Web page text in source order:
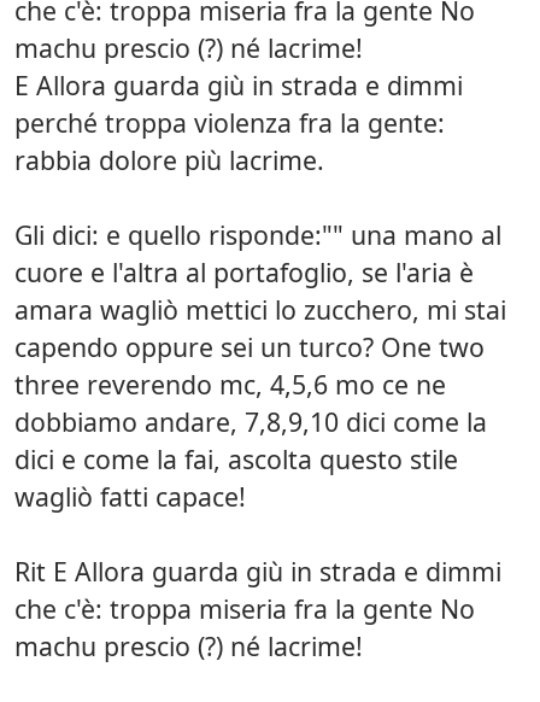
che c'è: troppa miseria fra la gente No
machu prescio (?) né lacrime!
E Allora guarda giù in strada e dimmi
perché troppa violenza fra la gente:
rabbia dolore più lacrime.
Gli dici: e quello risponde:"" una mano al
cuore e l'altra al portafoglio, se l'aria è
amara wagliò mettici lo zucchero, mi stai
capendo oppure sei un turco? One two
three reverendo mc, 4,5,6 mo ce ne
dobbiamo andare, 7,8,9,10 dici come la
dici e come la fai, ascolta questo stile
wagliò fatti capace!
Rit E Allora guarda giù in strada e dimmi
che c'è: troppa miseria fra la gente No
machu prescio (?) né lacrime!